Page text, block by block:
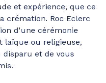
et expérience, que ce
crémation. Roc Eclerc
d'une cérémonie
laïque ou religieuse,
et de vous